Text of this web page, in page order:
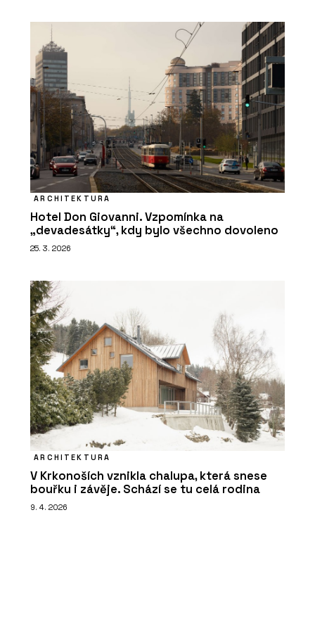
ARCHITEKTURA
Hotel Don Giovanni. Vzpomínka na
„devadesátky“, kdy bylo všechno dovoleno
25. 3. 2026
ARCHITEKTURA
V Krkonoších vznikla chalupa, která snese
bouřku i závěje. Schází se tu celá rodina
9. 4. 2026